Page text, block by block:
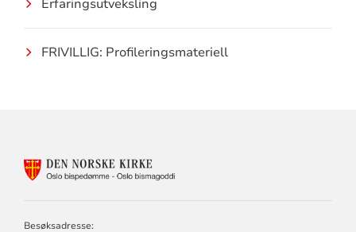
Erfaringsutveksling
FRIVILLIG: Profileringsmateriell
Besøksadresse: